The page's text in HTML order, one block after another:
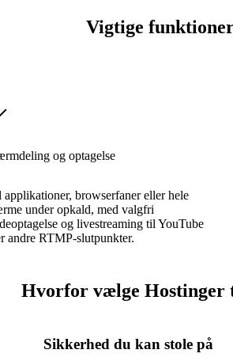
Vigtige
og optagelse
applikationer, browserfaner eller hele
under opkald, med valgfri
og livestreaming til YouTube
andre RTMP-slutpunkter.
Hvorfor vælge Hostinger
Sikkerhed du kan stole på